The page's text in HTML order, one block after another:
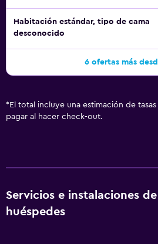
Habitación estándar, tipo de cama
desconocido
6 ofertas más
* El total incluye una estimación de
pagar al hacer check-out.
Servicios e instalaciones
huéspedes